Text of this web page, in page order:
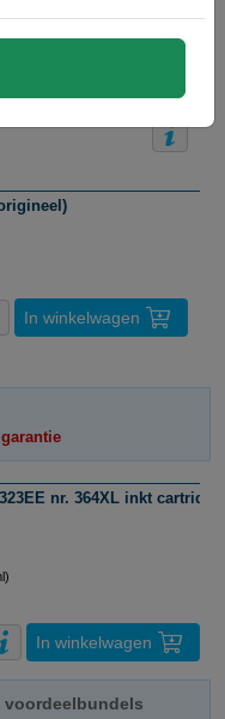
85 vel foto papier )
In winkelwagen
nr. 364XL inkt
In winkelwagen
voordeelbundels